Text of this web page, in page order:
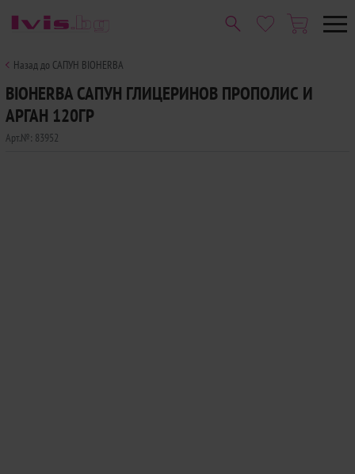
Назад до САПУН BIOHERBA
BIOHERBA САПУН ГЛИЦЕРИНОВ ПРОПОЛИС И
АРГАН 120ГР
Арт.№: 83952